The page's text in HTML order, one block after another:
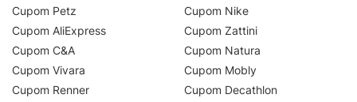
Cupom Petz
Cupom AliExpress
Cupom C&A
Cupom Vivara
Cupom Renner
Cupom Nike
Cupom Zattini
Cupom Natura
Cupom Mobly
Cupom Decathlon